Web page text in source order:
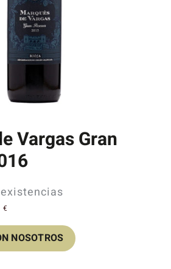
Vargas Gran
€
NOSOTROS